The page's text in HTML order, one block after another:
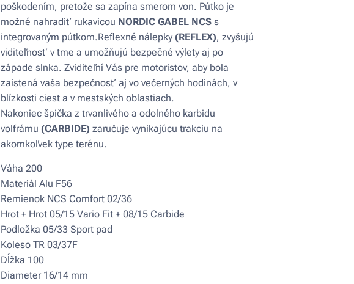
poškodením, pretože sa zapína smerom von. Pútko je
možné nahradiť rukavicou NORDIC GABEL NCS s
integrovaným pútkom.Reflexné nálepky(REFLEX), zvyšujú
viditeľnosť v tme a umožňujú bezpečné výlety aj po
západe slnka. Zviditeľní Vás pre motoristov, aby bola
zaistená vaša bezpečnosť aj vo večerných hodinách, v
blízkosti ciest a v mestských oblastiach.
Nakoniec špička z trvanlivého a odolného karbidu
volfrámu (CARBIDE) zaručuje vynikajúcu trakciu na
akomkoľvek type terénu.
Váha 200
Materiál Alu F56
Remienok NCS Comfort 02/36
Hrot + Hrot 05/15 Vario Fit + 08/15 Carbide
Podložka 05/33 Sport pad
Koleso TR 03/37F
Dĺžka 100
Diameter 16/14 mm